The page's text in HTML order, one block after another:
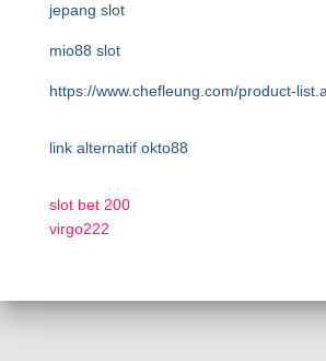
jepang slot
mio88 slot
https://www.chefleung.com/product-
link alternatif okto88
slot bet 200
virgo222